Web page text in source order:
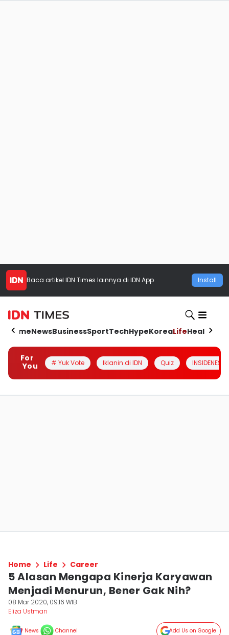
Baca artikel IDN Times lainnya di IDN App Install
HomeNewsBusinessSportTechHypeKoreaLifeHealth
For
You
# Yuk Vote Iklanin di IDN Quiz INSIDENESIA
Home Life Career
5 Alasan Mengapa Kinerja Karyawan
Menjadi Menurun, Bener Gak Nih?
08 Mar 2020, 09:16 WIB
Eliza Ustman
News Channel Add Us on Google